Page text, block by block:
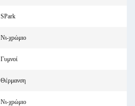
SPark
Νι-χρώμιο
Γυμνοί
Θέρμανση
Νι-χρώμιο